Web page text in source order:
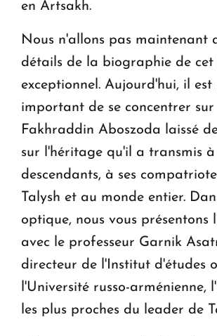
en Artsakh.
Nous n'allons pas maintenant
détails de la biographie de cet
exceptionnel. Aujourd'hui, il est
important de se concentrer sur
Fakhraddin Aboszoda laissé
sur l'héritage qu'il a transmis à
descendants, à ses
Talysh et au monde entier.
optique, nous vous présentons
avec le professeur Garnik
directeur de l'Institut d'études
l'Université russo-arménienne,
les plus proches du leader de